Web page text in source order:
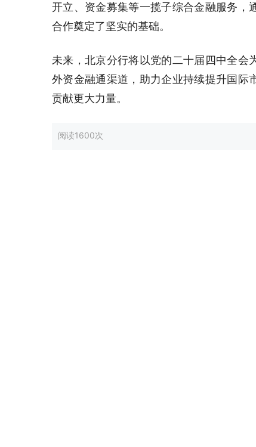
开立、资金募集等一揽子综合金融服务，
合作奠定了坚实的基础。
未来，北京分行将以党的二十届四中全会
外资金融通渠道，助力企业持续提升国际
贡献更大力量。
阅读1600次